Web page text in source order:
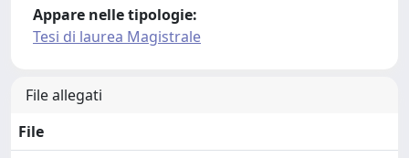
Appare nelle tipologie:
Tesi di laurea Magistrale
File allegati
File